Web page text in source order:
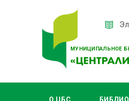
МУНИЦИПАЛЬНОЕ